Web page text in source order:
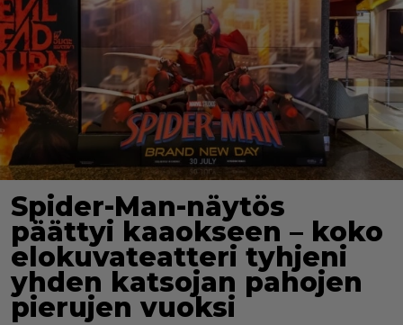
Spider-Man-näytös
päättyi kaaokseen – koko
elokuvateatteri tyhjeni
yhden katsojan pahojen
pierujen vuoksi